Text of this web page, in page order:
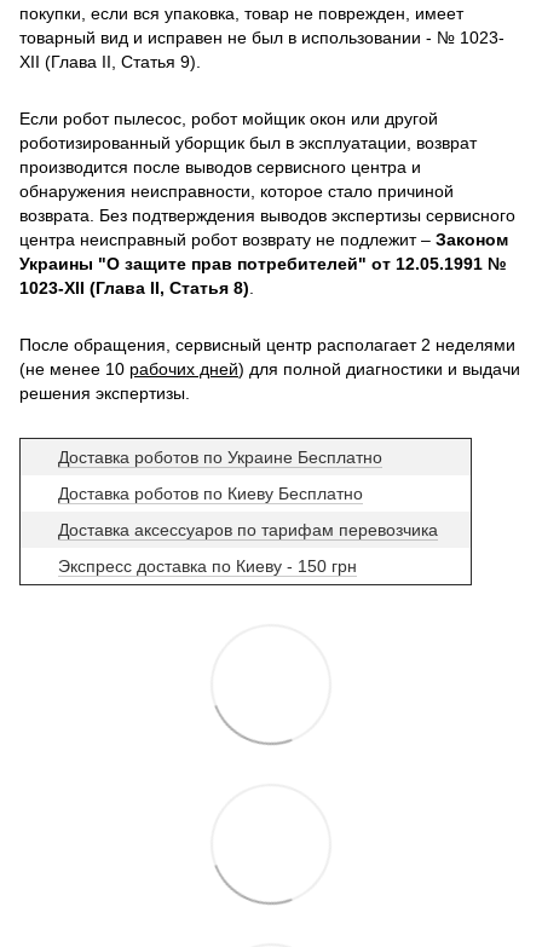
покупки, если вся упаковка, товар не поврежден, имеет
товарный вид и исправен не был в использовании - № 1023-
XII (Глава II, Статья 9).
Если робот пылесос, робот мойщик окон или другой
роботизированный уборщик был в эксплуатации, возврат
производится после выводов сервисного центра и
обнаружения неисправности, которое стало причиной
возврата. Без подтверждения выводов экспертизы сервисного
центра неисправный робот возврату не подлежит – Законом
Украины "О защите прав потребителей" от 12.05.1991 №
1023-XII (Глава II, Статья 8)
После обращения, сервисный центр располагает 2 неделями
(не менее 10 рабочих дней) для полной диагностики и выдачи
решения экспертизы.
Доставка роботов по Украине Бесплатно
Доставка роботов по Киеву Бесплатно
Доставка аксессуаров по тарифам перевозчика
Экспресс доставка по Киеву - 150 грн